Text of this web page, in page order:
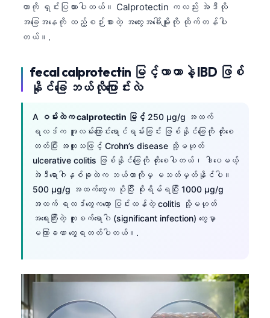
တာကို ရှင်းပြထားပါတယ်။ Calprotectin ကလည်း အဲဒီလို
အခြေအနေကို ထည့်စဉ်းစားတဲ့ အတွေးအခေါ်မျိုးကို ထိုက်တန်ပါ
တယ်။.
fecal calprotectin မြင့်လာတာနဲ့ IBD ဖြစ်
နိုင်ခြေ ဘယ်လိုပြောင်းလဲ
A ဝမ်းထဲက calprotectin မြင့် 250 µg/g အထက်
ရလဒ်က အူလမ်းကြောင်းရောင်ရမ်းခြင်း ဖြစ်နိုင်ခြေကို တိုးစေ
တတ်ပြီး အထူးသဖြင့် Crohn’s disease သို့မဟုတ်
ulcerative colitis ဖြစ်နိုင်ခြေကို တိုးစေပါတယ်၊ ဒါပေမယ့်
အဲဒီရောဂါနှစ်ခုထဲက ဘယ်ဟာကိုမှ မသတ်မှတ်နိုင်ပါ။
500 µg/g အထက်တွေက ပိုပြီး စိုးရိမ်ရပြီး 1000 µg/g
အထက် ရလဒ်တွေကတော့ ပြင်းထန်တဲ့ colitis သို့မဟုတ်
အရေးကြီးတဲ့ ကူးစက်ရောဂါ (significant infection) တွေမှာ
မကြာခဏ တွေ့ရတတ်ပါတယ်။.